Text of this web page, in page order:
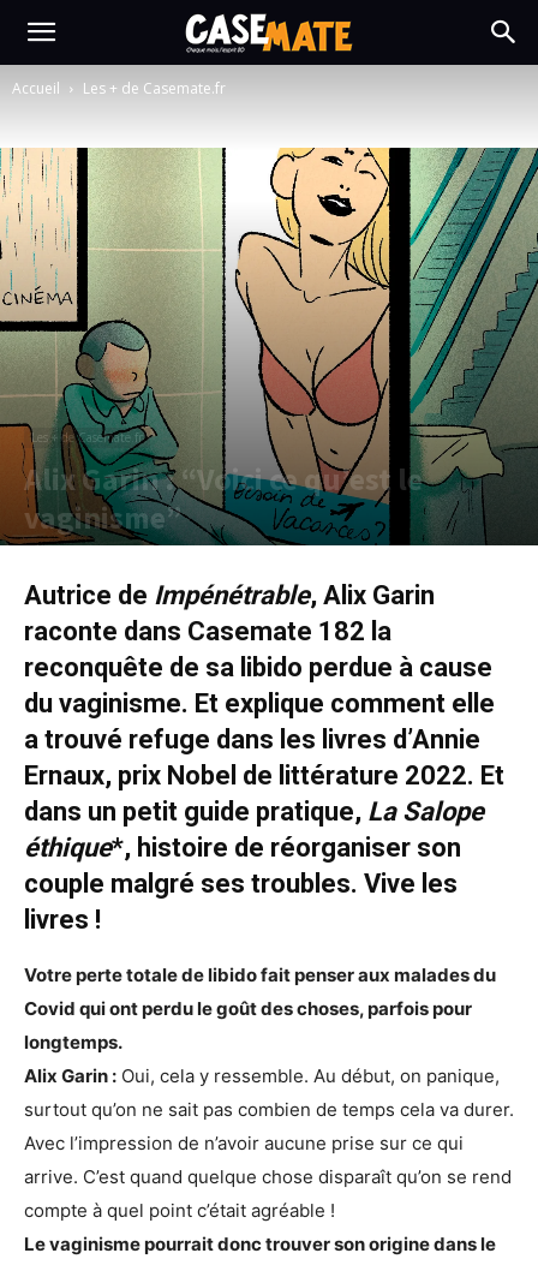
Accueil Les + de Casemate.fr
Les + de Casemate.fr
Alix Garin : “Voici ce qu’est le
vaginisme”
Autrice de Impénétrable, Alix Garin
raconte dans Casemate 182 la
reconquête de sa libido perdue à cause
du vaginisme. Et explique comment elle
a trouvé refuge dans les livres d’Annie
Ernaux, prix Nobel de littérature 2022. Et
dans un petit guide pratique, La Salope
éthique*, histoire de réorganiser son
couple malgré ses troubles. Vive les
livres !
Votre perte totale de libido fait penser aux malades du
Covid qui ont perdu le goût des choses, parfois pour
longtemps.
Alix Garin : Oui, cela y ressemble. Au début, on panique,
surtout qu’on ne sait pas combien de temps cela va durer.
Avec l’impression de n’avoir aucune prise sur ce qui
arrive. C’est quand quelque chose disparaît qu’on se rend
compte à quel point c’était agréable !
Le vaginisme pourrait donc trouver son origine dans le